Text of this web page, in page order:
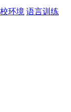
环境 语言训练